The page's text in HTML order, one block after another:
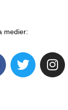
medier: